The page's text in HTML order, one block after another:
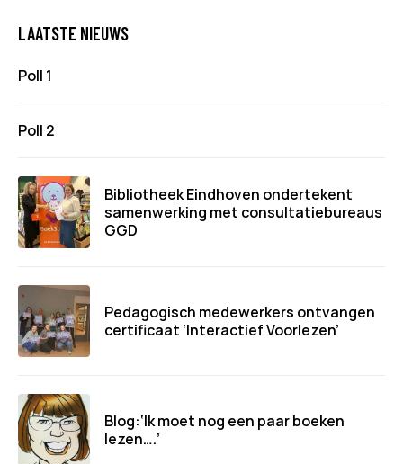
LAATSTE NIEUWS
Poll 1
Poll 2
Bibliotheek Eindhoven ondertekent
samenwerking met consultatiebureaus
GGD
Pedagogisch medewerkers ontvangen
certificaat ‘Interactief Voorlezen’
Blog:‘Ik moet nog een paar boeken
lezen….’